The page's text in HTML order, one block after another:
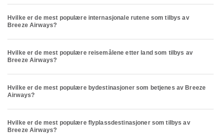
Hvilke er de mest populære internasjonale rutene som tilbys av
Breeze Airways?
Hvilke er de mest populære reisemålene etter land som tilbys av
Breeze Airways?
Hvilke er de mest populære bydestinasjoner som betjenes av Breeze
Airways?
Hvilke er de mest populære flyplassdestinasjoner som tilbys av
Breeze Airways?